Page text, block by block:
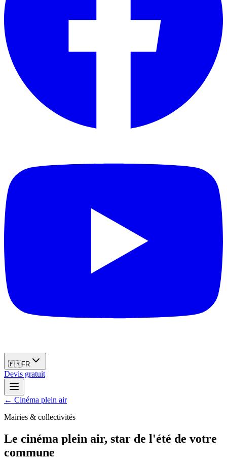
🇫🇷FR
Devis gratuit
← Cinéma plein air
Mairies & collectivités
Le cinéma plein air, star de l'été de votre
commune